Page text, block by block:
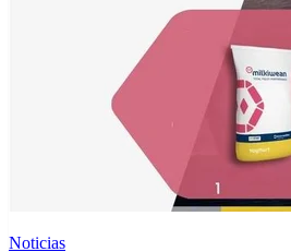
Noticias